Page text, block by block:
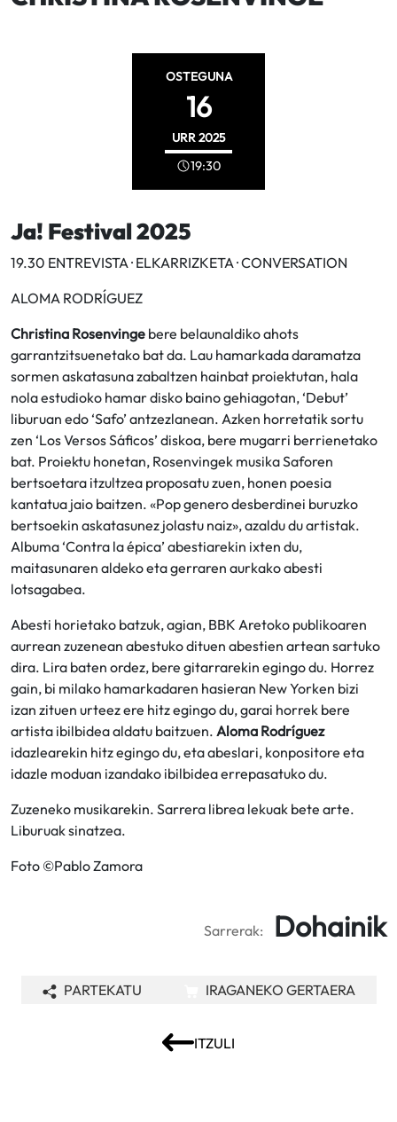
OSTEGUNA
16
URR2025
19:30
Ja! Festival 2025
19.30 ENTREVISTA · ELKARRIZKETA · CONVERSATION
ALOMA RODRÍGUEZ
Christina Rosenvinge bere belaunaldiko ahots
garrantzitsuenetako bat da. Lau hamarkada daramatza
sormen askatasuna zabaltzen hainbat proiektutan, hala
nola estudioko hamar disko baino gehiagotan, ‘Debut’
liburuan edo ‘Safo’ antzezlanean. Azken horretatik sortu
zen ‘Los Versos Sáficos’ diskoa, bere mugarri berrienetako
bat. Proiektu honetan, Rosenvingek musika Saforen
bertsoetara itzultzea proposatu zuen, honen poesia
kantatua jaio baitzen. «Pop genero desberdinei buruzko
bertsoekin askatasunez jolastu naiz», azaldu du artistak.
Albuma ‘Contra la épica’ abestiarekin ixten du,
maitasunaren aldeko eta gerraren aurkako abesti
lotsagabea.
Abesti horietako batzuk, agian, BBK Aretoko publikoaren
aurrean zuzenean abestuko dituen abestien artean sartuko
dira. Lira baten ordez, bere gitarrarekin egingo du. Horrez
gain, bi milako hamarkadaren hasieran New Yorken bizi
izan zituen urteez ere hitz egingo du, garai horrek bere
artista ibilbidea aldatu baitzuen. Aloma Rodríguez
idazlearekin hitz egingo du, eta abeslari, konpositore eta
idazle moduan izandako ibilbidea errepasatuko du.
Zuzeneko musikarekin. Sarrera librea lekuak bete arte.
Liburuak sinatzea.
Foto ©Pablo Zamora
Sarrerak: Dohainik
ITZULI
PARTEKATU IRAGANEKO GERTAERA